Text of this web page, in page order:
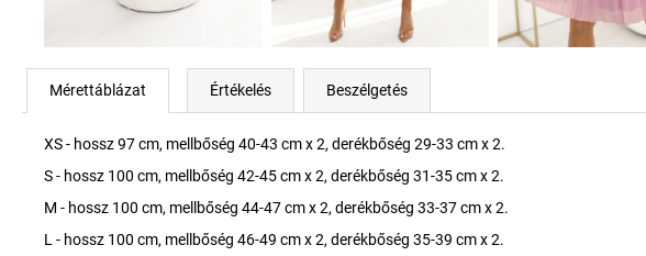
Mérettáblázat Értékelés Beszélgetés
XS - hossz 97 cm, mellbőség 40-43 cm x 2, derékbőség 29-33 cm x 2.
S - hossz 100 cm, mellbőség 42-45 cm x 2, derékbőség 31-35 cm x 2.
M - hossz 100 cm, mellbőség 44-47 cm x 2, derékbőség 33-37 cm x 2.
L - hossz 100 cm, mellbőség 46-49 cm x 2, derékbőség 35-39 cm x 2.